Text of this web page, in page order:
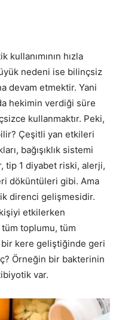
hızla
nedeni ise bilinçsiz
devam etmektir. Yani
hekimin verdiği süre
kullanmaktır. Peki,
Çeşitli yan etkileri
bağışıklık sistemi
tip 1 diyabet riski, alerji,
döküntüleri gibi. Ama
direnci gelişmesidir.
etkilerken
toplumu, tüm
kere geliştiğinde geri
Örneğin bir bakterinin
var.